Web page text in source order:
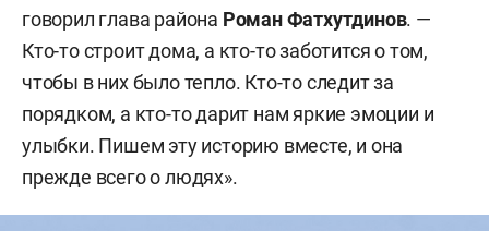
говорил глава района Роман Фатхутдинов. —
Кто-то строит дома, а кто-то заботится о том,
чтобы в них было тепло. Кто-то следит за
порядком, а кто-то дарит нам яркие эмоции и
улыбки. Пишем эту историю вместе, и она
прежде всего о людях».